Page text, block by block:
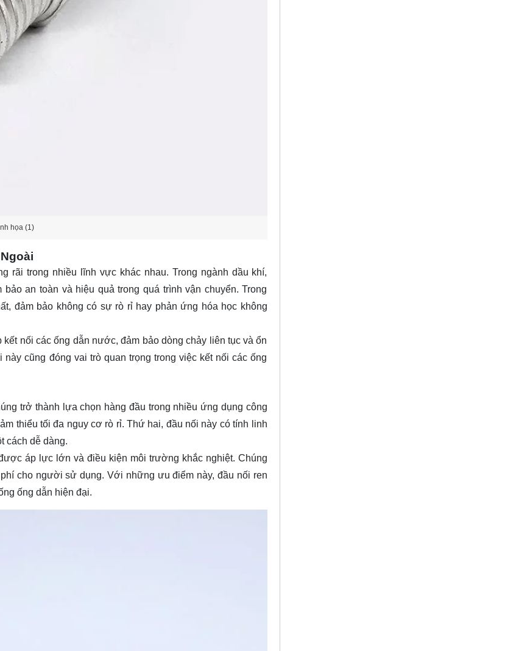
họa (1)
rãi trong nhiều lĩnh vực khác nhau. Trong ngành dầu khí,
an toàn và hiệu quả trong quá trình vận chuyển. Trong
đảm bảo không có sự rò rỉ hay phản ứng hóa học không
nối các ống dẫn nước, đảm bảo dòng chảy liên tục và ổn
cũng đóng vai trò quan trọng trong việc kết nối các ống
trở thành lựa chọn hàng đầu trong nhiều ứng dụng công
thiểu tối đa nguy cơ rò rỉ. Thứ hai, đầu nối này có tính linh
cách dễ dàng.
áp lực lớn và điều kiện môi trường khắc nghiệt. Chúng
cho người sử dụng. Với những ưu điểm này, đầu nối ren
ống dẫn hiện đại.